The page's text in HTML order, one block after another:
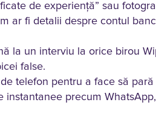
de experiență” sau
ar fi detalii despre contul
la un interviu la orice birou
false.
telefon pentru a face să
precum